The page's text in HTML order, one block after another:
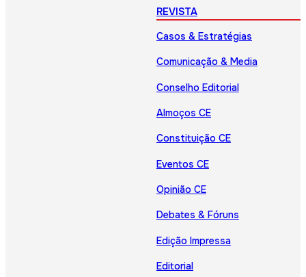
REVISTA
Casos & Estratégias
Comunicação & Media
Conselho Editorial
Almoços CE
Constituição CE
Eventos CE
Opinião CE
Debates & Fóruns
Edição Impressa
Editorial